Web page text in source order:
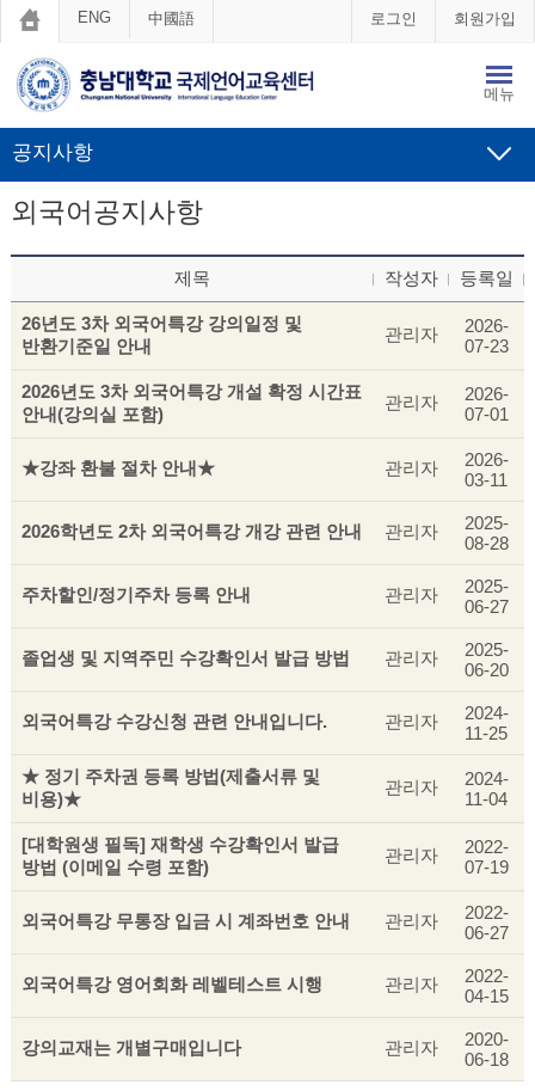
ENG 中國語 로그인 회원가입
메뉴
공지사항
외국어공지사항
제목 작성자 등록일
26년도 3차 외국어특강 강의일정 및
반환기준일 안내
관리자
2026-
07-23
2026년도 3차 외국어특강 개설 확정 시간표
안내(강의실 포함)
관리자
2026-
07-01
★강좌 환불 절차 안내★ 관리자
2026-
03-11
2026학년도 2차 외국어특강 개강 관련 안내 관리자
2025-
08-28
주차할인/정기주차 등록 안내 관리자
2025-
06-27
졸업생 및 지역주민 수강확인서 발급 방법 관리자
2025-
06-20
외국어특강 수강신청 관련 안내입니다. 관리자
2024-
11-25
★ 정기 주차권 등록 방법(제출서류 및
비용)★
관리자
2024-
11-04
[대학원생 필독] 재학생 수강확인서 발급
방법 (이메일 수령 포함)
관리자
2022-
07-19
외국어특강 무통장 입금 시 계좌번호 안내 관리자
2022-
06-27
외국어특강 영어회화 레벨테스트 시행 관리자
2022-
04-15
강의교재는 개별구매입니다 관리자
2020-
06-18